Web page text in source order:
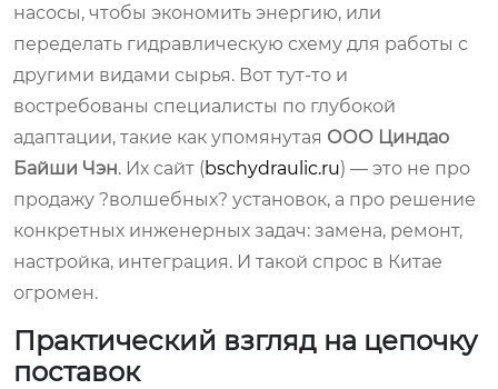
насосы, чтобы экономить энергию, или
переделать гидравлическую схему для работы с
другими видами сырья. Вот тут-то и
востребованы специалисты по глубокой
адаптации, такие как упомянутая ООО Циндао
Байши Чэн. Их сайт (bschydraulic.ru) — это не про
продажу ?волшебных? установок, а про решение
конкретных инженерных задач: замена, ремонт,
настройка, интеграция. И такой спрос в Китае
огромен.
Практический взгляд на цепочку
поставок